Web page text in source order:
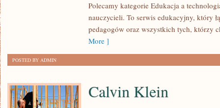
NAUCZANIAPolecamy kategorie Edukacja a
nauczycieli. To serwis edukacyjny, który
pedagogów oraz wszystkich tych, którzy
More ]
POSTED BY ADMIN
Calvin Klein